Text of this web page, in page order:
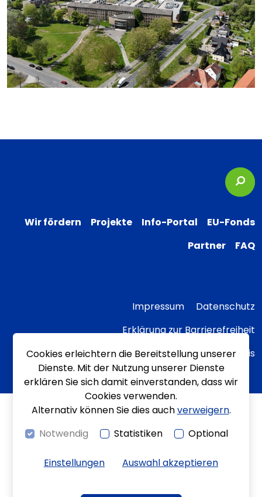
Wir fördern Projekte Info-Portal
EU-Fonds
Partner
FAQ
Impressum
Datenschutz
Erklärung zur Barrierefreiheit
Transparenzhinweis
Cookies erleichtern die Bereitstellung unserer
Dienste. Mit der Nutzung unserer Dienste
erklären Sie sich damit einverstanden, dass wir
Cookies verwenden.
Alternativ können Sie dies auchverweigern.
Notwendig
Statistiken Optional
Einstellungen Auswahl akzeptieren